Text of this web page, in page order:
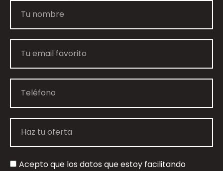
Acepto que los datos que estoy facilitando